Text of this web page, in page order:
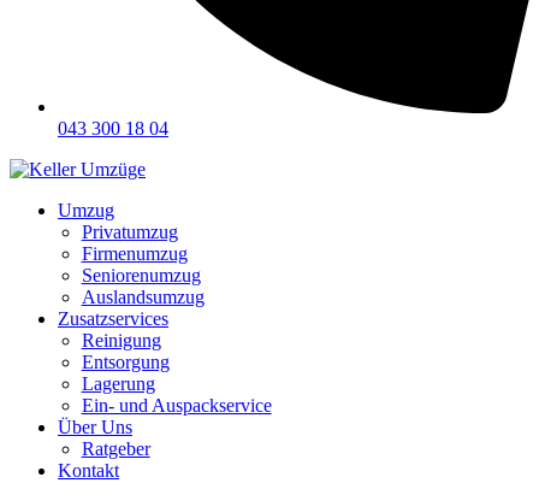
043 300 18 04
Umzug
Privatumzug
Firmenumzug
Seniorenumzug
Auslandsumzug
Zusatzservices
Reinigung
Entsorgung
Lagerung
Ein- und Auspackservice
Über Uns
Ratgeber
Kontakt